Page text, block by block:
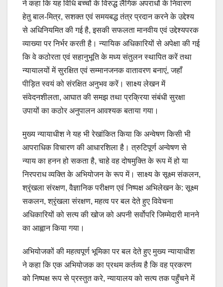
ने कहा कि यह विधि बच्चों के विरुद्ध लैंगिक अपराधों के निवारण
हेतु बाल-मित्र, सशक्त एवं समयबद्ध तंत्र प्रदान करने के उद्देश्य
से अधिनियमित की गई है, इसकी सफलता मानवीय एवं उद्देश्यपरक
व्याख्या पर निर्भर करती है। न्यायिक अधिकारियों से अपेक्षा की गई
कि वे कठोरता एवं सहानुभूति के मध्य संतुलन स्थापित करें तथा
न्यायालयों में सुरक्षित एवं सम्मानजनक वातावरण बनाएं, जहाँ
पीड़ित स्वयं को संरक्षित अनुभव करें। साक्ष्य लेखन में
संवेदनशीलता, आघात की समझ तथा प्रक्रिया संबंधी सुरक्षा
उपायों का कठोर अनुपालन आवश्यक बताया गया।
मुख्य न्यायाधीश ने यह भी रेखांकित किया कि अन्वेषण किसी भी
आपराधिक विचारण की आधारशिला है। त्रुटिपूर्ण अन्वेषण से
न्याय का हनन हो सकता है, चाहे वह दोषमुक्ति के रूप में हो या
निरपराध व्यक्ति के अभियोजन के रूप में। साक्ष्य के सूक्ष्म संकलन,
श्रृंखला संरक्षण, वैज्ञानिक परीक्षण एवं निष्पक्ष अभिलेखन के: सूक्ष्म
सकलन, श्रृंखला संरक्षण, महत्व पर बल देते हुए विवेचना
अधिकारियों को सत्य की खोज को अपनी सर्वोपरि जिम्मेदारी मानने
का आह्वान किया गया।
अभियोजकों की महत्वपूर्ण भूमिका पर बल देते हुए मुख्य न्यायाधीश
ने कहा कि एक अभियोजक का प्रथम कर्तव्य है कि वह प्रकरण
को निष्पक्ष रूप से प्रस्तुत करे, न्यायालय को सत्य तक पहुँचने में